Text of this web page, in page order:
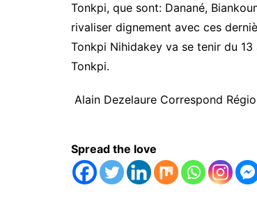
Tonkpi, que sont: Danané,
rivaliser dignement avec ces
Tonkpi Nihidakey va se tenir du
Tonkpi.
Alain Dezelaure Correspond
Spread the love